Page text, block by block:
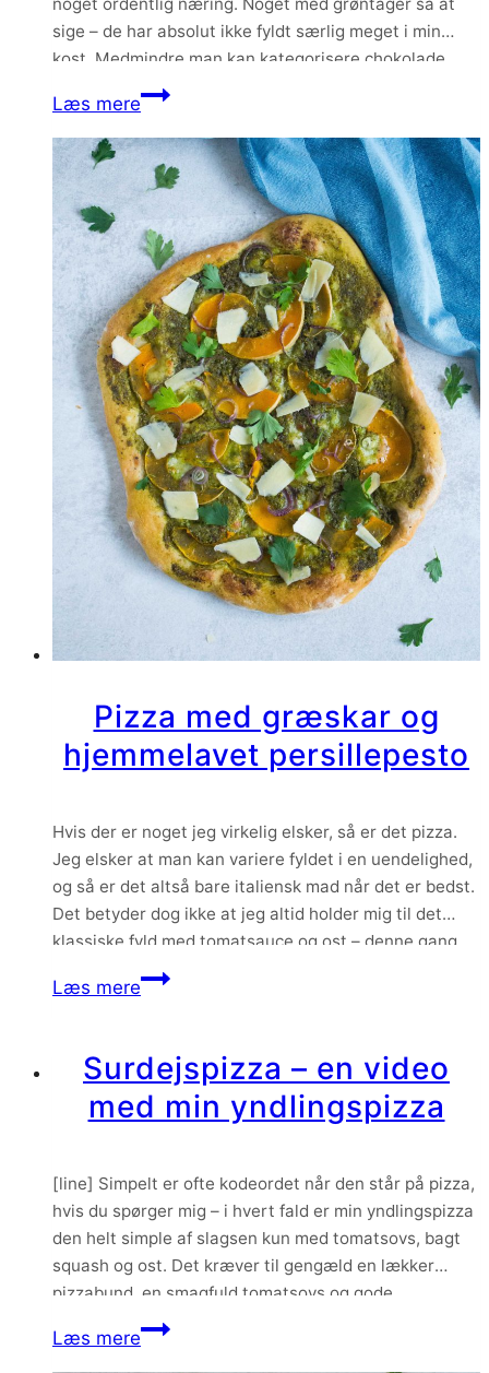
sige – de har absolut ikke fyldt særlig meget i min
kost. Medmindre man kan kategorisere chokolade
som en grøntsag? Det resulterede i denne…
Læs mereBuddha
med
hummus
og
falafler
Pizza med græskar og
hjemmelavet persillepesto
Hvis der er noget jeg virkelig elsker, så er det pizza.
Jeg elsker at man kan variere fyldet i en uendelighed,
og så er det altså bare italiensk mad når det er bedst.
Det betyder dog ikke at jeg altid holder mig til det
klassiske fyld med tomatsauce og ost – denne gang
Læs merePizza
og
hjemmelavet
persillepesto
Surdejspizza – en video
med min yndlingspizza
[line] Simpelt er ofte kodeordet når den står på pizza,
hvis du spørger mig – i hvert fald er min yndlingspizza
den helt simple af slagsen kun med tomatsovs, bagt
squash og ost. Det kræver til gengæld en lækker
pizzabund, en smagfuld tomatsovs og gode
ingredienser – men så er det altså også en af…
Læs mereSurdejspizza